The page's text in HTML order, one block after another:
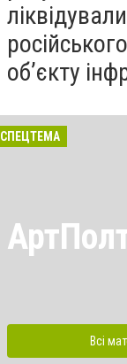
об’єкту
СПЕЦТЕМА
Всі